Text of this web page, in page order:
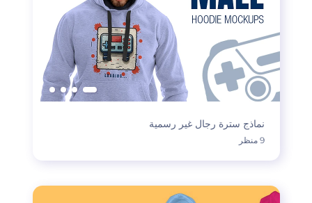
نماذج سترة رجال غير رسمية
9 منظر